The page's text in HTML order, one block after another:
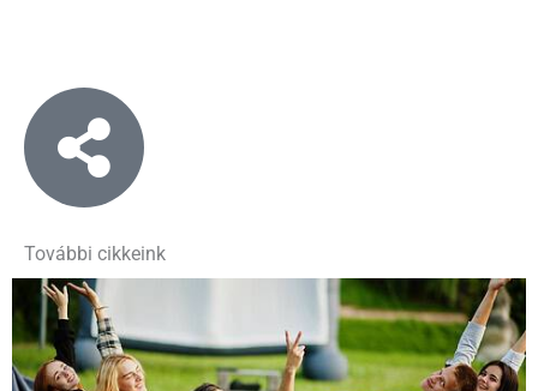
További cikkeink